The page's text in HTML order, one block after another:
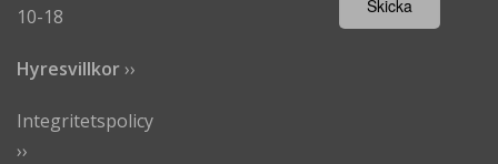
10-18
Hyresvillkor››
Integritetspolicy
››